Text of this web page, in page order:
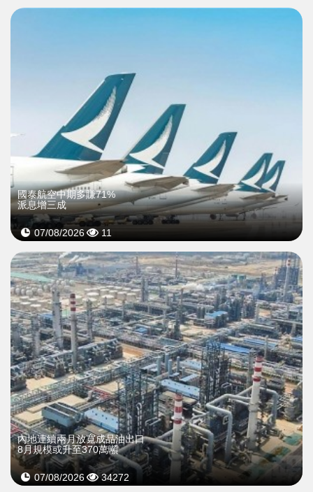
國泰航空中期多賺71%
派息增三成
07/08/2026 11
內地連續兩月放寬成品油出口
8月規模或升至370萬噸
07/08/2026 34272